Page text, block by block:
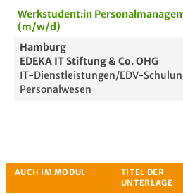
Werkstudent:in
(m/w/d)
Hamburg
EDEKA IT Stiftung & Co. OHG
IT-Dienstleistungen/EDV-
Personalwesen